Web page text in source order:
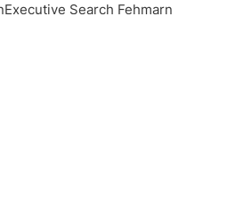
Executive Search Fehmarn